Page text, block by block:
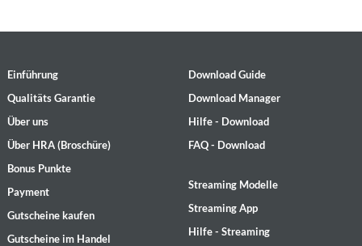
Einführung
Qualitäts Garantie
Über uns
Über HRA (Broschüre)
Bonus Punkte
Payment
Gutscheine kaufen
Gutscheine im Handel
Download Guide
Download Manager
Hilfe - Download
FAQ - Download
Streaming Modelle
Streaming App
Hilfe - Streaming